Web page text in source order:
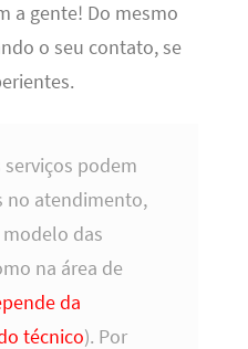
a gente! Do mesmo
o seu contato, se
serviços podem
no atendimento,
das
na área de
da
técnico). Por